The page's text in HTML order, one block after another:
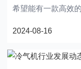
希望能有一款高效
人们的关注和青睐
扇设备的工作原理
用。
2024-08-16